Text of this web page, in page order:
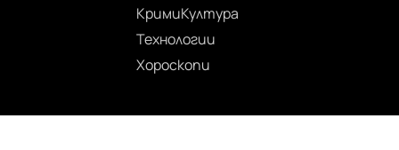
КримиКултура
Технологии
Хороскопи